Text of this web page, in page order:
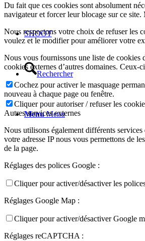
SHOOT
Rechercher
Menu Menu
Du fait que ces cookies sont absolument
navigateur et forcer leur blocage sur ce
Nous respectons votre choix de refuser les
voulez et le modifier pour améliorer votre
Nous vous fournissons une liste de cookies
cookies externes d’autres domaines. Ceux-
Cochez pour activer le masquage
nouveau à chaque page ou fenêtre.
Cliquer pour autoriser / refuser les
Autres services externes
Nous utilisons également différents
votre adresse IP nous vous permettons de
de la page.
Réglages des polices Google :
Cliquer pour activer/désactiver les
Réglages Google Map :
Cliquer pour activer/désactiver Google
Réglages reCAPTCHA :